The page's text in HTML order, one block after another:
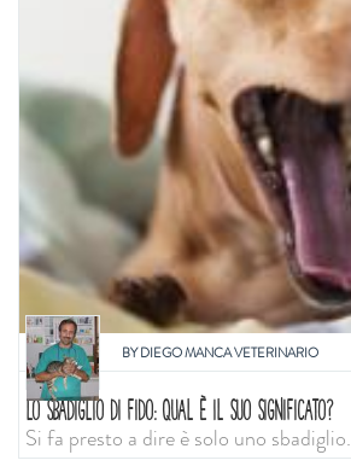
BYDIEGO MANCA VETERINARIO
LO SBADIGLIO DI FIDO: QUAL È IL SUO SIGNIFICATO?
Si fa presto a dire è solo uno sbadiglio.